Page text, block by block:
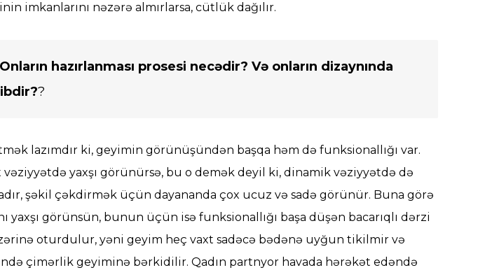
imkanlarını nəzərə almırlarsa, cütlük dağılır.
hazırlanması prosesi necədir? Və onların dizaynında
?
lazımdır ki, geyimin görünüşündən başqa həm də funksionallığı var.
yaxşı görünürsə, bu o demək deyil ki, dinamik vəziyyətdə də
şəkil çəkdirmək üçün dayananda çox ucuz və sadə görünür. Buna görə
görünsün, bunun üçün isə funksionallığı başa düşən bacarıqlı dərzi
oturdulur, yəni geyim heç vaxt sadəcə bədənə uyğun tikilmir və
çimərlik geyiminə bərkidilir. Qadın partnyor havada hərəkət edəndə